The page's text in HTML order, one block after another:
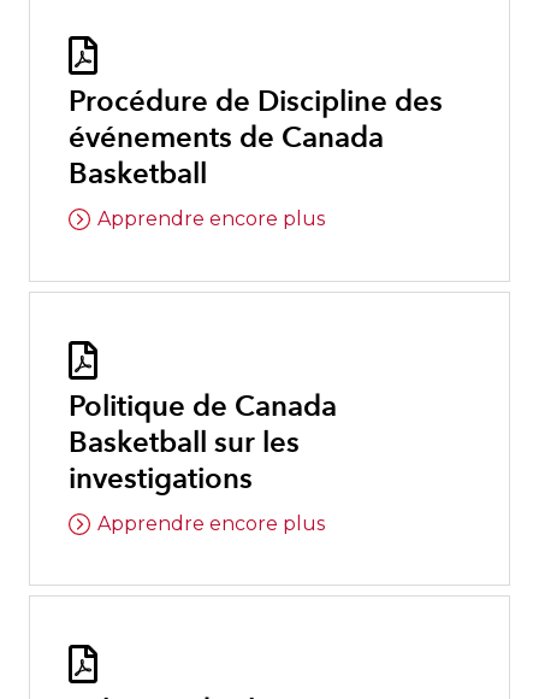

Procédure de Discipline des
événements de Canada
Basketball
Apprendre encore plus

Politique de Canada
Basketball sur les
investigations
Apprendre encore plus
